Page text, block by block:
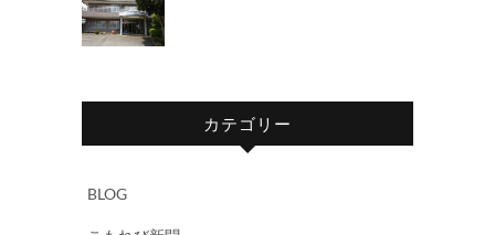
カテゴリー
BLOG